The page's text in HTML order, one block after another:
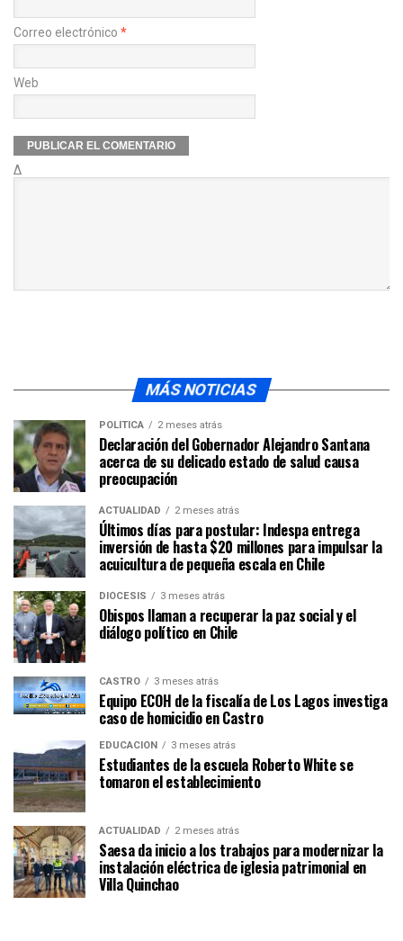
Correo electrónico *
Web
Δ
MÁS NOTICIAS
POLÍTICA 2 meses atrás
Declaración del Gobernador Alejandro Santana
acerca de su delicado estado de salud causa
preocupación
ACTUALIDAD 2 meses atrás
Últimos días para postular: Indespa entrega
inversión de hasta $20 millones para impulsar la
acuicultura de pequeña escala en Chile
DIÓCESIS 3 meses atrás
Obispos llaman a recuperar la paz social y el
diálogo político en Chile
CASTRO 3 meses atrás
Equipo ECOH de la fiscalía de Los Lagos investiga
caso de homicidio en Castro
EDUCACIÓN 3 meses atrás
Estudiantes de la escuela Roberto White se
tomaron el establecimiento
ACTUALIDAD 2 meses atrás
Saesa da inicio a los trabajos para modernizar la
instalación eléctrica de iglesia patrimonial en
Villa Quinchao